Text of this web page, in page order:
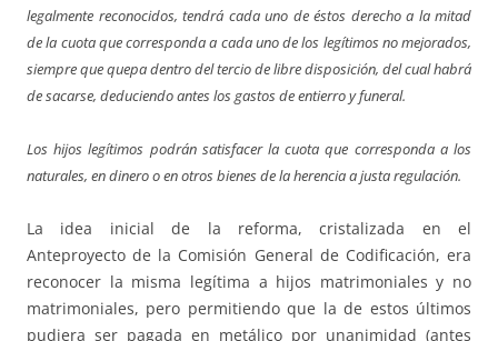
legalmente reconocidos, tendrá cada uno de éstos derecho a la mitad
de la cuota que corresponda a cada uno de los legítimos no mejorados,
siempre que quepa dentro del tercio de libre disposición, del cual habrá
de sacarse, deduciendo antes los gastos de entierro y funeral.
Los hijos legítimos podrán satisfacer la cuota que corresponda a los
naturales, en dinero o en otros bienes de la herencia a justa regulación.
La idea inicial de la reforma, cristalizada en el
Anteproyecto de la Comisión General de Codificación, era
reconocer la misma legítima a hijos matrimoniales y no
matrimoniales, pero permitiendo que la de estos últimos
pudiera ser pagada en metálico por unanimidad (antes